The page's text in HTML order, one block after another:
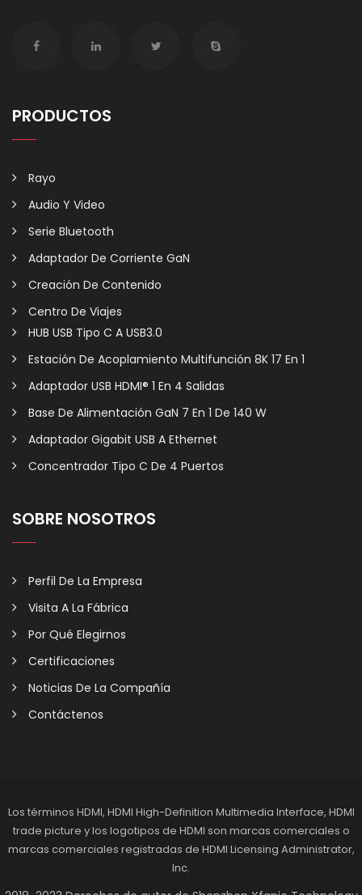
PRODUCTOS
Rayo
Audio Y Video
Serie Bluetooth
Adaptador De Corriente GaN
Creación De Contenido
Centro De Viajes
HUB USB Tipo C A USB3.0
Estación De Acoplamiento Multifunción 8K 17 En 1
Adaptador USB HDMI® 1 En 4 Salidas
Base De Alimentación GaN 7 En 1 De 140 W
Adaptador Gigabit USB A Ethernet
Concentrador Tipo C De 4 Puertos
SOBRE NOSOTROS
Perfil De La Empresa
Visita A La Fábrica
Por Qué Elegirnos
Certificaciones
Noticias De La Compañía
Contáctenos
Los términos HDMI, HDMI High-Definition Multimedia Interface, HDMI
trade picture y los logotipos de HDMI son marcas comerciales o
marcas comerciales registradas de HDMI Licensing Administrator,
Inc.